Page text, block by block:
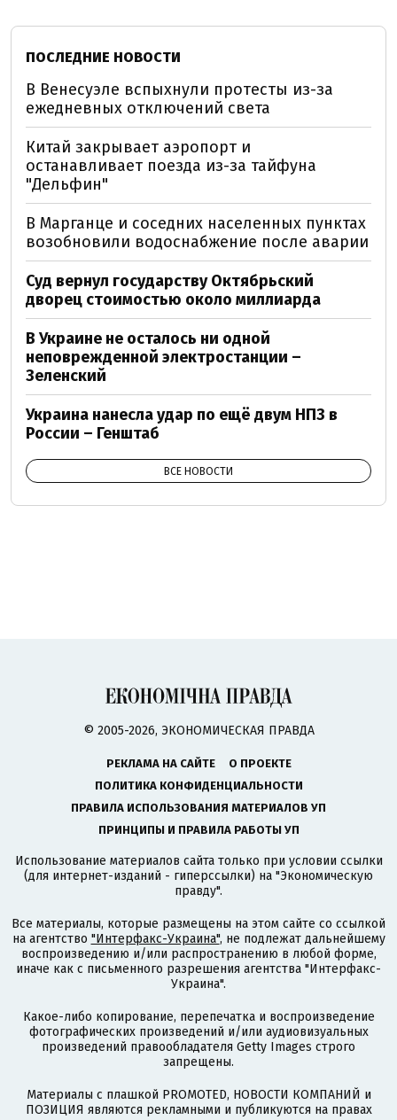
ПОСЛЕДНИЕ НОВОСТИ
В Венесуэле вспыхнули протесты из-за
ежедневных отключений света
Китай закрывает аэропорт и
останавливает поезда из-за тайфуна
"Дельфин"
В Марганце и соседних населенных пунктах
возобновили водоснабжение после аварии
Суд вернул государству Октябрьский
дворец стоимостью около миллиарда
В Украине не осталось ни одной
неповрежденной электростанции –
Зеленский
Украина нанесла удар по ещё двум НПЗ в
России – Генштаб
ВСЕ НОВОСТИ
© 2005-2026, ЭКОНОМИЧЕСКАЯ ПРАВДА
РЕКЛАМА НА САЙТЕ
О ПРОЕКТЕ
ПОЛИТИКА КОНФИДЕНЦИАЛЬНОСТИ
ПРАВИЛА ИСПОЛЬЗОВАНИЯ МАТЕРИАЛОВ УП
ПРИНЦИПЫ И ПРАВИЛА РАБОТЫ УП
Использование материалов сайта только при условии ссылки
(для интернет-изданий - гиперссылки) на "Экономическую
правду".
Все материалы, которые размещены на этом сайте со ссылкой
на агентство "Интерфакс-Украина", не подлежат дальнейшему
воспроизведению и/или распространению в любой форме,
иначе как с письменного разрешения агентства "Интерфакс-
Украина".
Какое-либо копирование, перепечатка и воспроизведение
фотографических произведений и/или аудиовизуальных
произведений правообладателя Getty Images строго
запрещены.
Материалы с плашкой PROMOTED, НОВОСТИ КОМПАНИЙ и
ПОЗИЦИЯ являются рекламными и публикуются на правах